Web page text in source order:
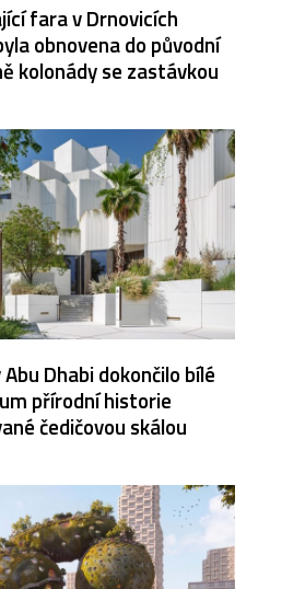
fara v Drnovicích
obnovena do původní
kolonády se zastávkou
Dhabi dokončilo bílé
přírodní historie
čedičovou skálou